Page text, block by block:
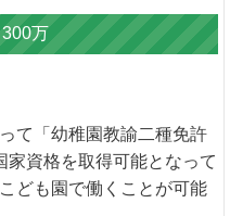
万
て「幼稚園教諭二種免許
資格を取得可能となって
ども園で働くことが可能